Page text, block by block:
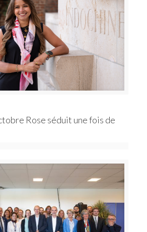
Rose séduit une fois de